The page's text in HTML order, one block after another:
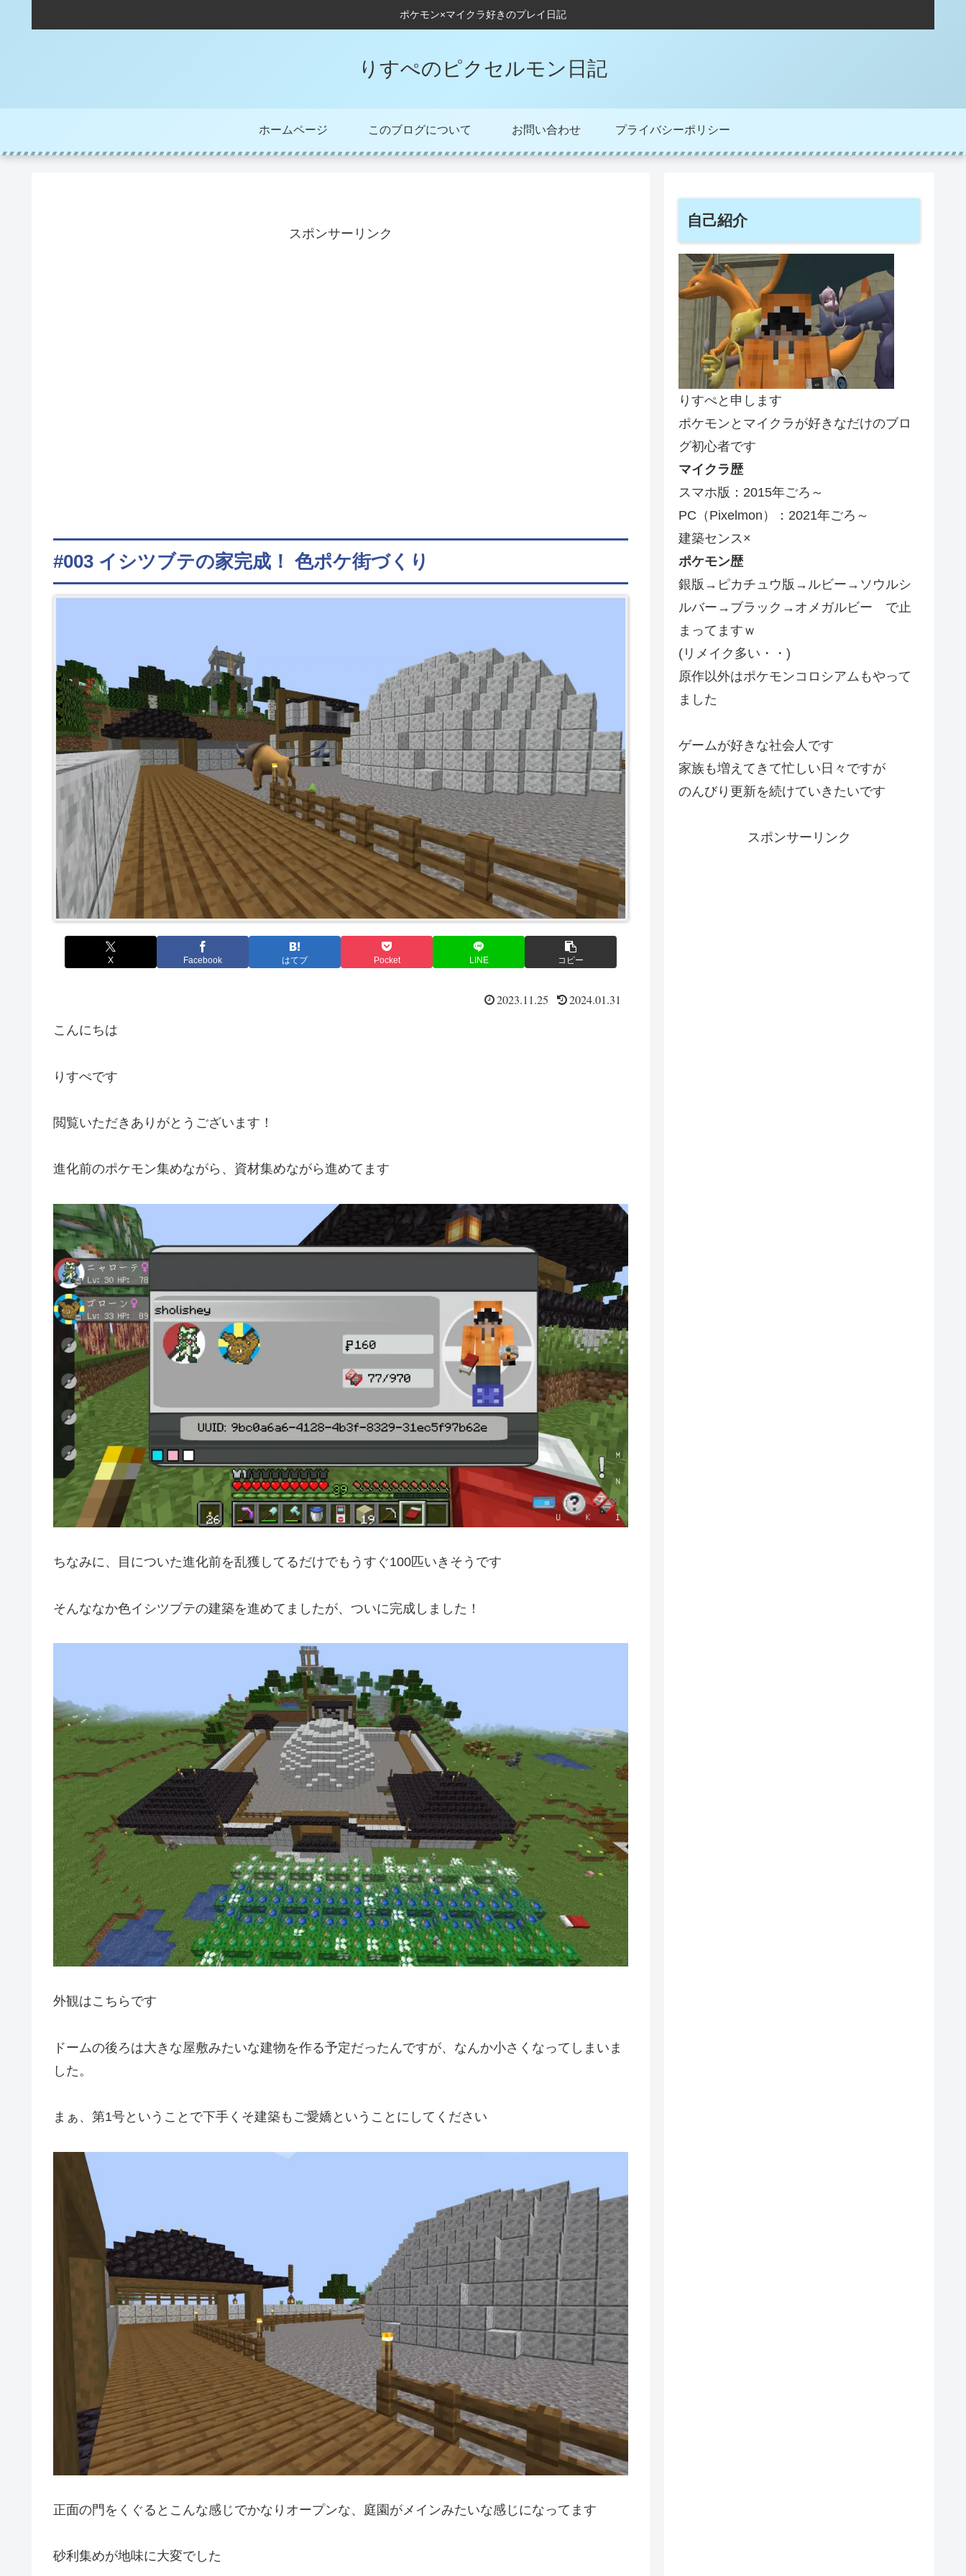
ポケモン×マイクラ好きのプレイ日記
りすぺのピクセルモン日記
ホームページ このブログについて お問い合わせ プライバシーポリシー
スポンサーリンク
#003 イシツブテの家完成！ 色ポケ街づくり
X Facebook はてブ Pocket LINE コピー
2023.11.25 2024.01.31
こんにちは
りすぺです
閲覧いただきありがとうございます！
進化前のポケモン集めながら、資材集めながら進めてます
ちなみに、目についた進化前を乱獲してるだけでもうすぐ100匹いきそうです
そんななか色イシツブテの建築を進めてましたが、ついに完成しました！
外観はこちらです
ドームの後ろは大きな屋敷みたいな建物を作る予定だったんですが、なんか小さくなってしまいま
した。
まぁ、第1号ということで下手くそ建築もご愛嬌ということにしてください
正面の門をくぐるとこんな感じでかなりオープンな、庭園がメインみたいな感じになってます
砂利集めが地味に大変でした
自己紹介
りすぺと申します
ポケモンとマイクラが好きなだけのブロ
グ初心者です
マイクラ歴
スマホ版：2015年ごろ～
PC（Pixelmon）：2021年ごろ～
建築センス×
ポケモン歴
銀版→ピカチュウ版→ルビー→ソウルシ
ルバー→ブラック→オメガルビー で止
まってますｗ
(リメイク多い・・)
原作以外はポケモンコロシアムもやって
ました
ゲームが好きな社会人です
家族も増えてきて忙しい日々ですが
のんびり更新を続けていきたいです
スポンサーリンク